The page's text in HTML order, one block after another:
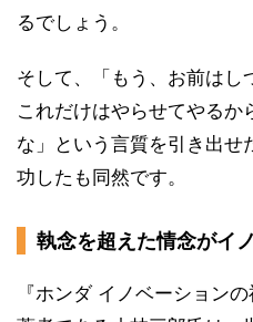
るでしょう。
そして、「もう、お前はし
これだけはやらせてやるか
な」という言質を引き出せ
功したも同然です。
執念を超えた情念がイ
『ホンダ イノベーション